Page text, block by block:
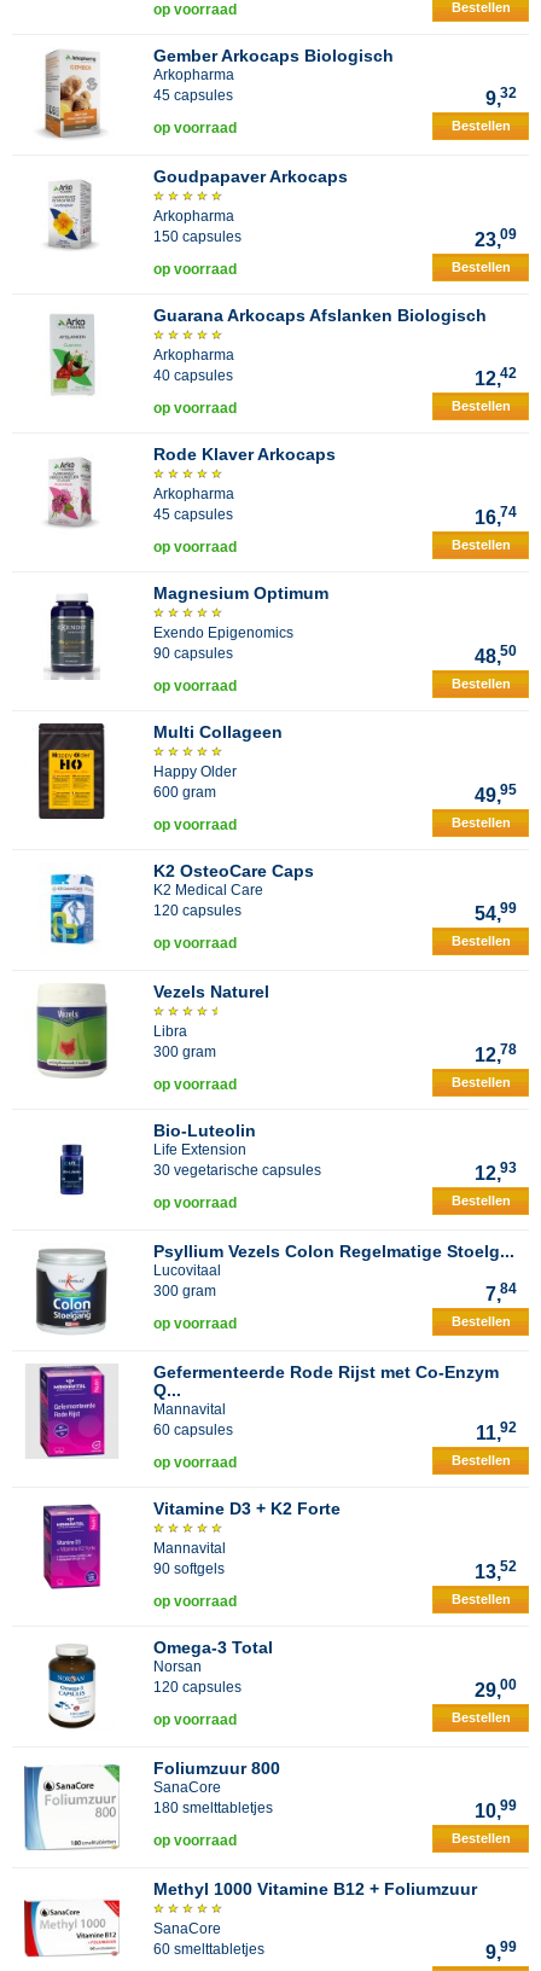
op voorraad Bestellen
Gember Arkocaps Biologisch
Arkopharma
45 capsules
9,32
op voorraad Bestellen
Goudpapaver Arkocaps
Arkopharma
150 capsules
23,09
op voorraad Bestellen
Guarana Arkocaps Afslanken Biologisch
Arkopharma
40 capsules
12,42
op voorraad Bestellen
Rode Klaver Arkocaps
Arkopharma
45 capsules
16,74
op voorraad Bestellen
Magnesium Optimum
Exendo Epigenomics
90 capsules
48,50
op voorraad Bestellen
Multi Collageen
Happy Older
600 gram
49,95
op voorraad Bestellen
K2 OsteoCare Caps
K2 Medical Care
120 capsules
54,99
op voorraad Bestellen
Vezels Naturel
Libra
300 gram
12,78
op voorraad Bestellen
Bio-Luteolin
Life Extension
30 vegetarische capsules
12,93
op voorraad Bestellen
Psyllium Vezels Colon Regelmatige Stoelg...
Lucovitaal
300 gram
7,84
op voorraad Bestellen
Gefermenteerde Rode Rijst met Co-Enzym
Q...
Mannavital
60 capsules
11,92
op voorraad Bestellen
Vitamine D3 + K2 Forte
Mannavital
90 softgels
13,52
op voorraad Bestellen
Omega-3 Total
Norsan
120 capsules
29,00
op voorraad Bestellen
Foliumzuur 800
SanaCore
180 smelttabletjes
10,99
op voorraad Bestellen
Methyl 1000 Vitamine B12 + Foliumzuur
SanaCore
60 smelttabletjes
9,99